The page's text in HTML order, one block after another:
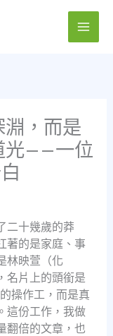
，而是
光——一位
二十幾歲的莽
著的是家庭、事
林映萱（化
名片上的頭銜是
操作工，而是真
這份工作，我做
翻倍的文章，也